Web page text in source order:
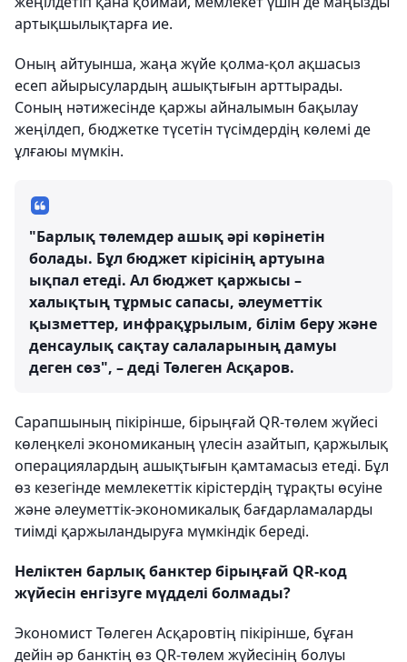
артықшылықтарға ие.
Оның айтуынша, жаңа жүйе қолма-қол ақшасыз
есеп айырысулардың ашықтығын арттырады.
Соның нәтижесінде қаржы айналымын бақылау
жеңілдеп, бюджетке түсетін түсімдердің көлемі де
ұлғаюы мүмкін.
"Барлық төлемдер ашық әрі көрінетін
болады. Бұл бюджет кірісінің артуына
ықпал етеді. Ал бюджет қаржысы –
халықтың тұрмыс сапасы, әлеуметтік
қызметтер, инфрақұрылым, білім беру және
денсаулық сақтау салаларының дамуы
деген сөз", – деді Төлеген Асқаров.
Сарапшының пікірінше, бірыңғай QR-төлем жүйесі
көлеңкелі экономиканың үлесін азайтып, қаржылық
операциялардың ашықтығын қамтамасыз етеді. Бұл
өз кезегінде мемлекеттік кірістердің тұрақты өсуіне
және әлеуметтік-экономикалық бағдарламаларды
тиімді қаржыландыруға мүмкіндік береді.
Неліктен барлық банктер бірыңғай QR-код
жүйесін енгізуге мүдделі болмады?
Экономист Төлеген Асқаровтің пікірінше, бұған
дейін әр банктің өз QR-төлем жүйесінің болуы